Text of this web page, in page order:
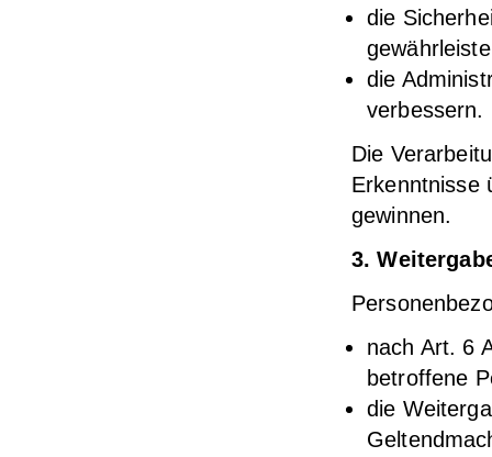
die
die
verbessern.
Die
Erkenntnisse
gewinnen.
3.
nach Art. 6
betroffene
die